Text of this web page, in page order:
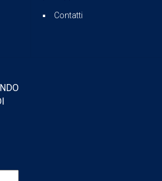
Contatti